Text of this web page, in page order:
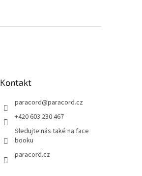
Kontakt
paracord@paracord.cz
+420 603 230 467
Sledujte nás také na face
booku
paracord.cz